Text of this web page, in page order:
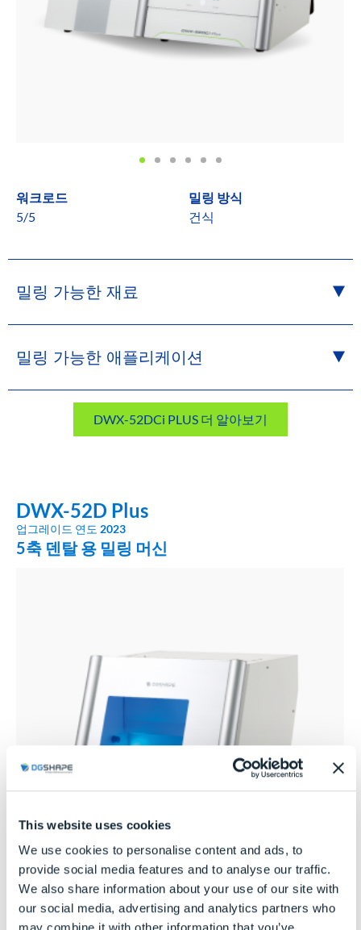
This website uses cookies
We use cookies to personalise content and ads, to
provide social media features and to analyse our traffic.
We also share information about your use of our site with
our social media, advertising and analytics partners who
워크로드
5/5
밀링 방식
건식
밀링 가능한 재료
밀링 가능한 애플리케이션
DWX-52DCi PLUS 더 알아보기
DWX-52D Plus
업그레이드 연도 2023
5축 덴탈 용 밀링 머신